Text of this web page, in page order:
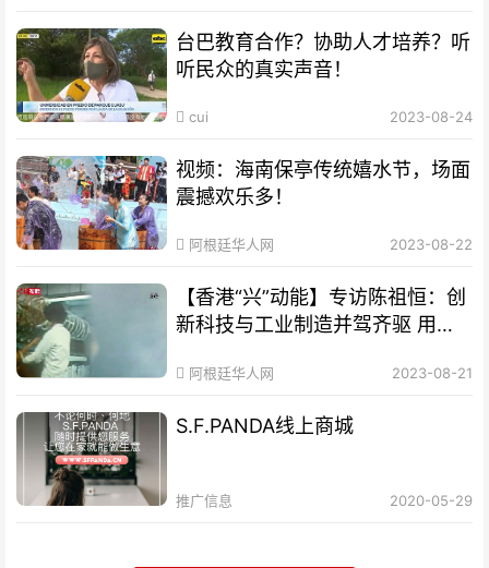
台巴教育合作？协助人才培养？听
听民众的真实声音！
cui 2023-08-24
视频：海南保亭传统嬉水节，场面
震撼欢乐多！
阿根廷华人网 2023-08-22
【香港“兴”动能】专访陈祖恒：创
新科技与工业制造并驾齐驱 用新
阿根廷华人网 2023-08-21
S.F.PANDA线上商城
推广信息 2020-05-29